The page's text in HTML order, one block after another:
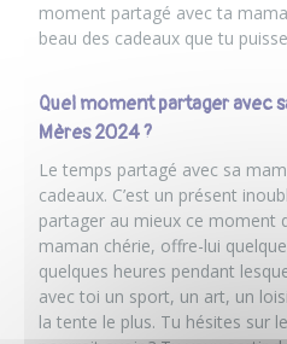
moment partagé avec ta
beau des cadeaux que tu
Quel moment partager avec
Mères 2024 ?
Le temps partagé avec sa
cadeaux. C’est un présent
partager au mieux ce moment
maman chérie, offre-lui
quelques heures pendant
avec toi un sport, un art, un
la tente le plus. Tu hésites sur